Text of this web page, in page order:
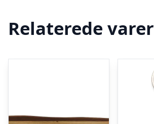
Relaterede varer